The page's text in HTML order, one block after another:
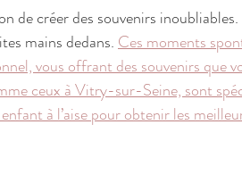
de créer des souvenirs
mains dedans. Ces moments
vous offrant des souvenirs que
ceux à Vitry-sur-Seine, sont
à l’aise pour obtenir les